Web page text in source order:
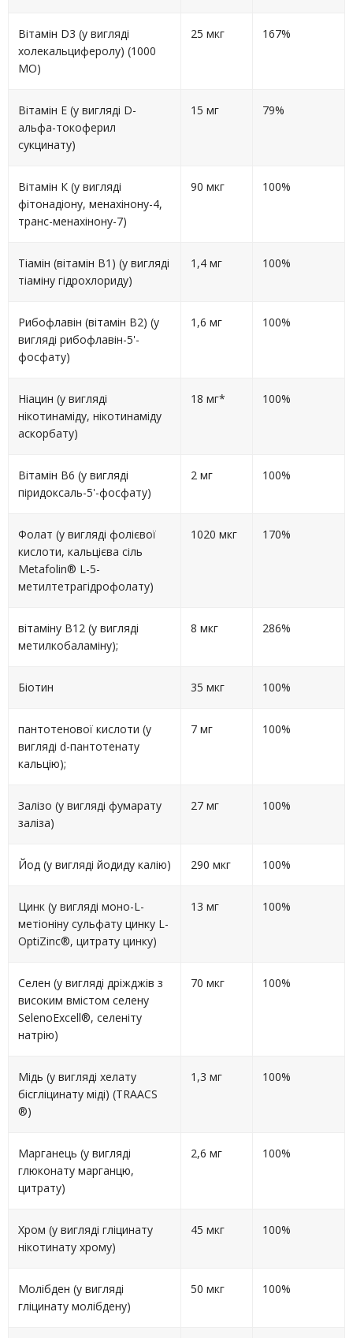
Вітамін D3 (у вигляді
холекальциферолу) (1000
МО)
25 мкг 167%
Вітамін E (у вигляді D-
альфа-токоферил
сукцинату)
15 мг 79%
Вітамін К (у вигляді
фітонадіону, менахінону-4,
транс-менахінону-7)
90 мкг 100%
Тіамін (вітамін B1) (у вигляді
тіаміну гідрохлориду)
1,4 мг 100%
Рибофлавін (вітамін B2) (у
вигляді рибофлавін-5'-
фосфату)
1,6 мг 100%
Ніацин (у вигляді
нікотинаміду, нікотинаміду
аскорбату)
18 мг* 100%
Вітамін B6 (у вигляді
піридоксаль-5'-фосфату)
2 мг 100%
Фолат (у вигляді фолієвої
кислоти, кальцієва сіль
Metafolin® L-5-
метилтетрагідрофолату)
1020 мкг 170%
вітаміну B12 (у вигляді
метилкобаламіну);
8 мкг 286%
Біотин 35 мкг 100%
пантотенової кислоти (у
вигляді d-пантотенату
кальцію);
7 мг 100%
Залізо (у вигляді фумарату
заліза)
27 мг 100%
Йод (у вигляді йодиду калію) 290 мкг 100%
Цинк (у вигляді моно-L-
метіоніну сульфату цинку L-
OptiZinc®, цитрату цинку)
13 мг 100%
Селен (у вигляді дріжджів з
високим вмістом селену
SelenoExcell®, селеніту
натрію)
70 мкг 100%
Мідь (у вигляді хелату
бісгліцинату міді) (TRAACS
®)
1,3 мг 100%
Марганець (у вигляді
глюконату марганцю,
цитрату)
2,6 мг 100%
Хром (у вигляді гліцинату
нікотинату хрому)
45 мкг 100%
Молібден (у вигляді
гліцинату молібдену)
50 мкг 100%